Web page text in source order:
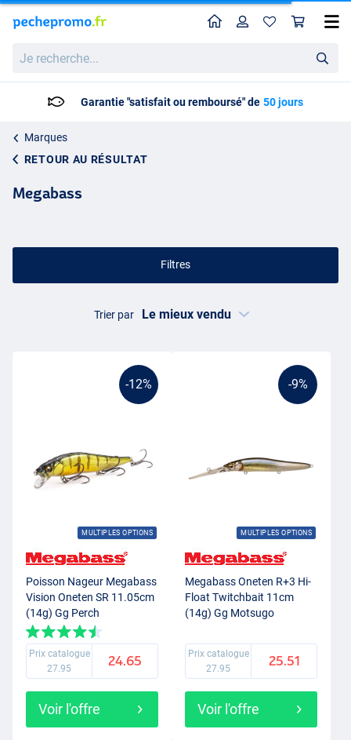
recherche...
HomeProfil
Livraison: 2 à 5 jours ouvrables
Marques
RETOUR AU RÉSULTAT
Megabass
Filtres
Trier par
-12%
MULTIPLES OPTIONS
Poisson Nageur Megabass
Vision Oneten SR 11.05cm
(14g) Gg Perch
Prix catalogue
27.95
24.65
Voir l'offre
-9%
MULTIPLES OPTIONS
Megabass Oneten R+3 Hi-
Float Twitchbait 11cm
(14g) Gg Motsugo
Prix catalogue
27.95
25.51
Voir l'offre